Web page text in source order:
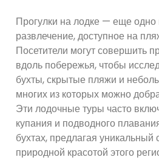
Прогулки на лодке — еще одно
развлечение, доступное на
Посетители могут совершить
вдоль побережья, чтобы
бухты, скрытые пляжи и
многих из которых можно
Эти лодочные туры часто
купания и подводного
бухтах, предлагая уникальный
природной красотой этого